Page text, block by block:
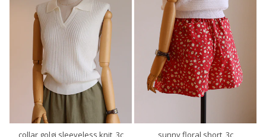
collar golgi sleeveless knit_3c sunny floral short_3c